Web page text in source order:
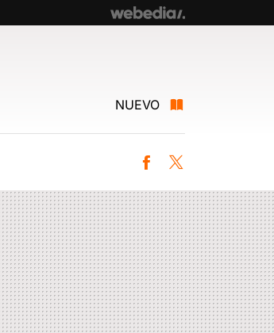
NUEVO
Facebook